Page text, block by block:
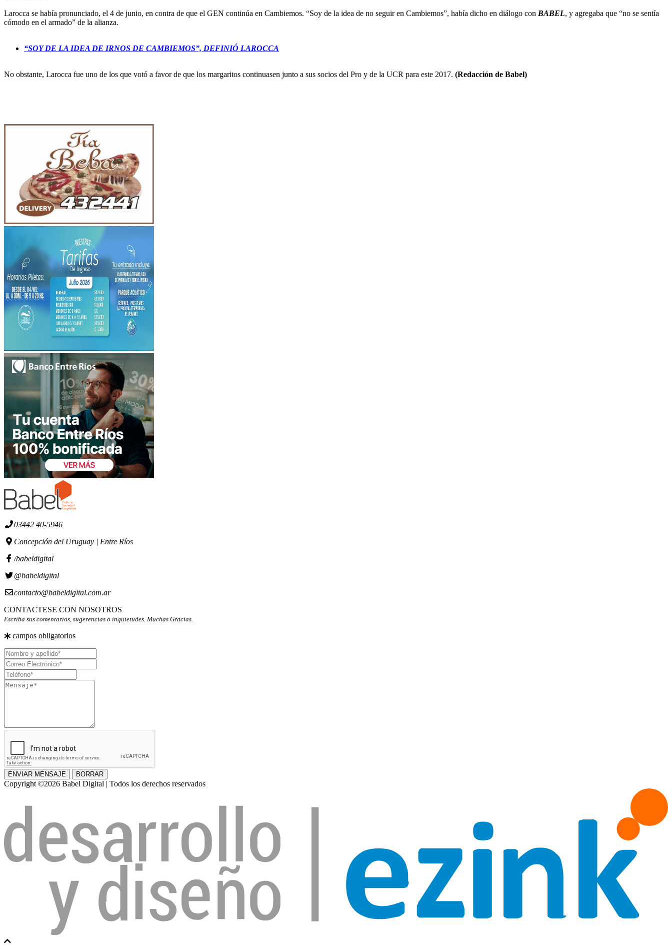
Larocca se había pronunciado, el 4 de junio, en contra de que el GEN continúa en Cambiemos. “Soy de la idea de no seguir en Cambiemos”, había dicho en diálogo con BABEL, y agregaba que “no se sentía
cómodo en el armado” de la alianza.
“SOY DE LA IDEA DE IRNOS DE CAMBIEMOS”, DEFINIÓ LAROCCA
No obstante, Larocca fue uno de los que votó a favor de que los margaritos continuasen junto a sus socios del Pro y de la UCR para este 2017. (Redacción de Babel)
03442 40-5946
Concepción del Uruguay | Entre Ríos
/babeldigital
@babeldigital
contacto@babeldigital.com.ar
CONTACTESE CON NOSOTROS
Escriba sus comentarios, sugerencias o inquietudes. Muchas Gracias.
campos obligatorios
Nombre
y
apellido
Correo
Electrónico
Teléfono
Mensaje
ENVIAR MENSAJE BORRAR
Copyright ©2026 Babel Digital | Todos los derechos reservados